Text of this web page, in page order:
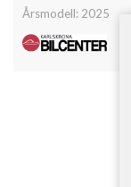
Årsmodell: 2025